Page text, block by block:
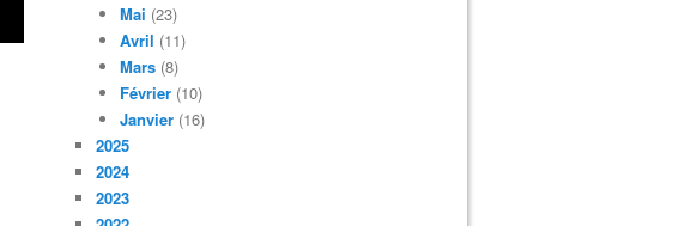
Mai (23)
Avril (11)
Mars (8)
Février (10)
Janvier (16)
2025
2024
2023